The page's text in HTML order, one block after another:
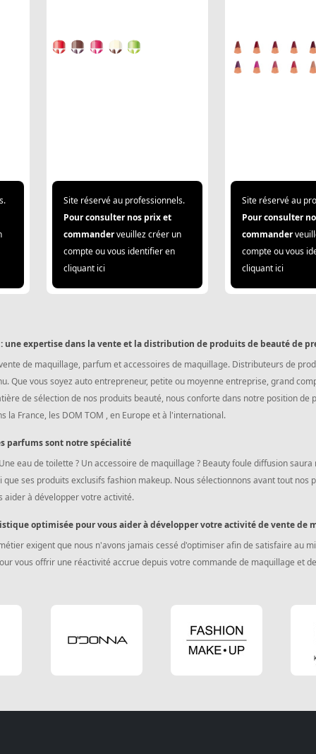
Site réservé au professionnels.
Pour consulter nos prix et
commanderveuillez créer un
compte ou vous identifier en
cliquant ici
Site réservé au
Pour consulter
commander
compte ou vous
cliquant ici
une expertise dans la vente et la distribution de produits de beauté de
de maquillage, parfum et accessoires de maquillage. Distributeurs de
Que vous soyez auto entrepreneur, petite ou moyenne entreprise, grand
de sélection de nos produits beauté, nous conforte dans notre position
la France, les DOM TOM , en Europe et à l'international.
parfums sont notre spécialité
eau de toilette ? Un accessoire de maquillage ? Beauty foule diffusion
ses produits exclusifs fashion makeup. Nous sélectionnons avant tout
aider à développer votre activité.
optimisée pour vous aider à développer votre activité de vente de
exigent que nous n'avons jamais cessé d'optimiser afin de satisfaire au
vous offrir une réactivité accrue depuis votre commande de maquillage et